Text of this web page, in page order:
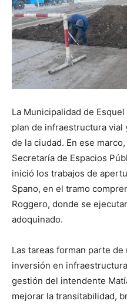
La Municipalidad de
plan de infraestructura
de la ciudad. En ese
Secretaría de Espacios
inició los trabajos de
Spano, en el tramo
Roggero, donde se
adoquinado.
Las tareas forman parte
inversión en
gestión del intendente
mejorar la transitabilidad,